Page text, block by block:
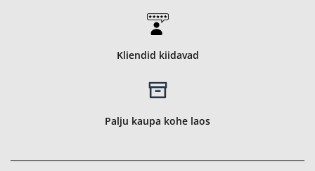
Kliendid kiidavad
Palju kaupa kohe laos